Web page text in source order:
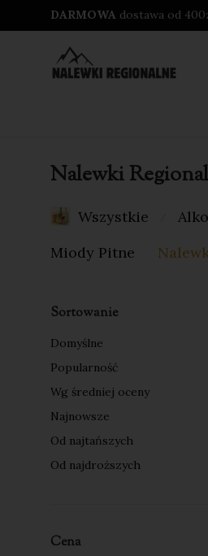
DARMOWA dostawa od
Nalewki
Wszystkie
Miody Pitne
Sortowanie
Domyślne
Popularność
Wg średniej oceny
Najnowsze
Od najtańszych
Od najdroższych
Cena